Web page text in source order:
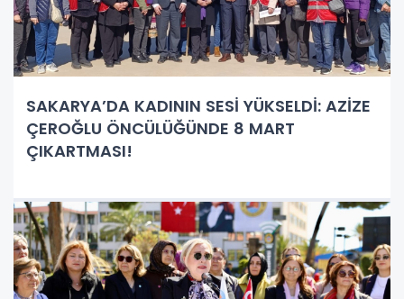
SAKARYA’DA KADININ SESİ YÜKSELDİ: AZİZE
ÇEROĞLU ÖNCÜLÜĞÜNDE 8 MART
ÇIKARTMASI!